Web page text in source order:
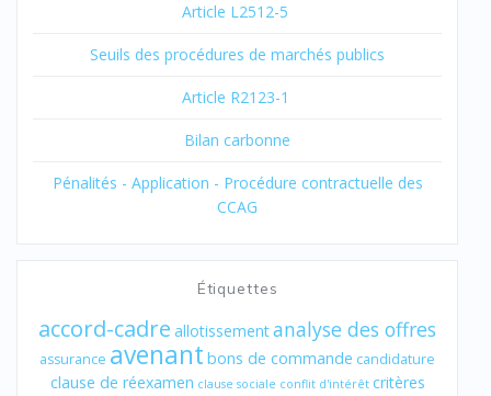
Article L2512-5
Seuils des procédures de marchés publics
Article R2123-1
Bilan carbonne
Pénalités - Application - Procédure contractuelle des
CCAG
Étiquettes
accord-cadre allotissementanalyse des offres
assurance avenant bons de commande candidature
clause de réexamen clause sociale conflit d'intérêt critères